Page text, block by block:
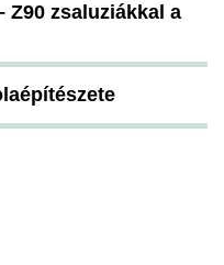
Z90 zsaluziákkal a